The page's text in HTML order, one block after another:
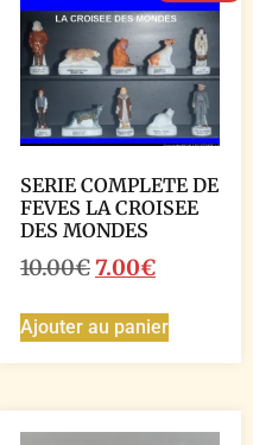
SERIE COMPLETE DE
FEVES LA CROISEE
DES MONDES
10.00€7.00€
Ajouter au panier